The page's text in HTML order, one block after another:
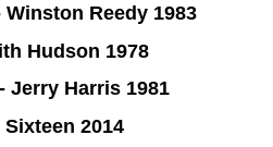
Reedy 1983
Hudson 1978
- Jerry Harris 1981
2014